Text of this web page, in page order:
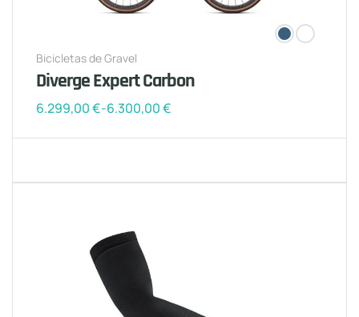
Bicicletas de Gravel
Diverge Expert Carbon
6.299,00€-6.300,00€